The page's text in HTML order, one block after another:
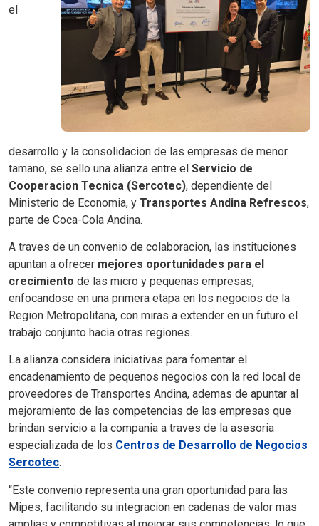
el
desarrollo y la consolidacion de las empresas de menor
tamano, se sello una alianza entre el Servicio de
Cooperacion Tecnica (Sercotec), dependiente del
Ministerio de Economia, y Transportes Andina Refrescos,
parte de Coca-Cola Andina.
A traves de un convenio de colaboracion, las instituciones
apuntan a ofrecer mejores oportunidades para el
crecimiento de las micro y pequenas empresas,
enfocandose en una primera etapa en los negocios de la
Region Metropolitana, con miras a extender en un futuro el
trabajo conjunto hacia otras regiones.
La alianza considera iniciativas para fomentar el
encadenamiento de pequenos negocios con la red local de
proveedores de Transportes Andina, ademas de apuntar al
mejoramiento de las competencias de las empresas que
brindan servicio a la compania a traves de la asesoria
especializada de los Centros de Desarrollo de Negocios
Sercotec.
“Este convenio representa una gran oportunidad para las
Mipes, facilitando su integracion en cadenas de valor mas